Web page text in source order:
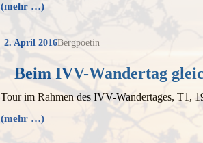
(mehr …)
2. April 2016Bergpoetin
Beim IVV-Wandertag
Tour im Rahmen des IVV-Wandertages, T1,
(mehr …)